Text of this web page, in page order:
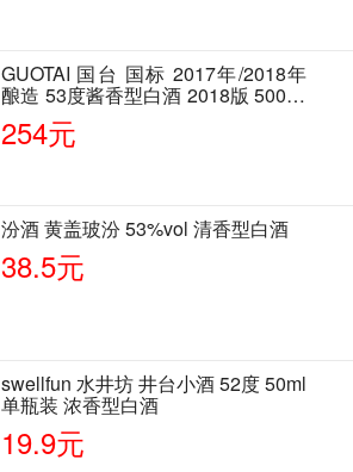
GUOTAI 国台 国标 2017年/2018年
酿造 53度酱香型白酒 2018版 500ml
单瓶装
254元
汾酒 黄盖玻汾 53%vol 清香型白酒
38.5元
swellfun 水井坊 井台小酒 52度 50ml
单瓶装 浓香型白酒
19.9元